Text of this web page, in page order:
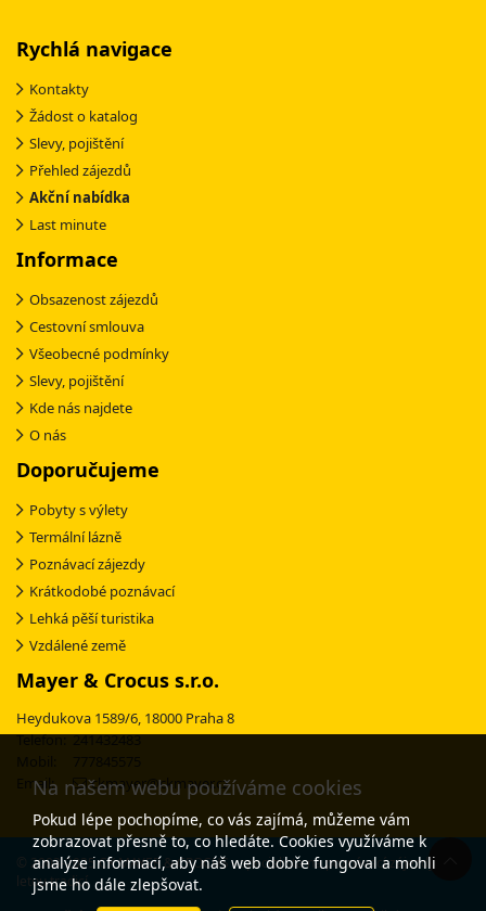
Rychlá navigace
Kontakty
Žádost o katalog
Slevy, pojištění
Přehled zájezdů
Akční nabídka
Last minute
Informace
Obsazenost zájezdů
Cestovní smlouva
Všeobecné podmínky
Slevy, pojištění
Kde nás najdete
O nás
Doporučujeme
Pobyty s výlety
Termální lázně
Poznávací zájezdy
Krátkodobé poznávací
Lehká pěší turistika
Vzdálené země
Mayer & Crocus s.r.o.
Heydukova 1589/6, 18000 Praha 8
Telefon: 241432483
Email:
ckmayer@ckmayer.cz
© 2003-2025 CK MAYER & CROCUS - specialista na poznávací zájezdy s 30-
letou tradicí
Na našem webu používáme cookies
Pokud lépe pochopíme, co vás zajímá, můžeme vám
zobrazovat přesně to, co hledáte. Cookies využíváme k
analýze informací, aby náš web dobře fungoval a mohli
jsme ho dále zlepšovat.